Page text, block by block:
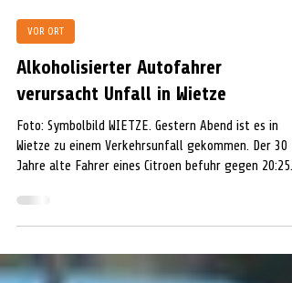
Extern
15. Mai
1 Min. Lesezeit
VOR ORT
verursacht Unfall in Wietze
Foto: Symbolbild WIETZE. Gestern Abend ist es in
Uhr aus Jeversen kommend die Nienburger Straße in
Richtung des Kreisels am Ortseingang Wietze. Dort
fuhr er mit seinem PKW über die Kreiselinsel,